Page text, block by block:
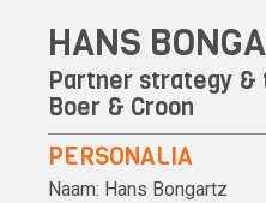
HANS
Partner strategy
Boer & Croon
PERSONALIA
Naam: Hans Bongartz